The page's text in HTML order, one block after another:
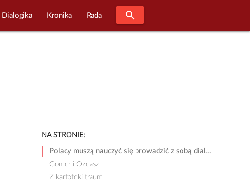
Dialogika Kronika Rada search
NA STRONIE:
Polacy muszą nauczyć się prowadzić z sobą dial...
Gomer i Ozeasz
Z kartoteki traum